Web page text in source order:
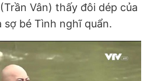
Vân) thấy đôi dép của
bé Tình nghĩ quẩn.